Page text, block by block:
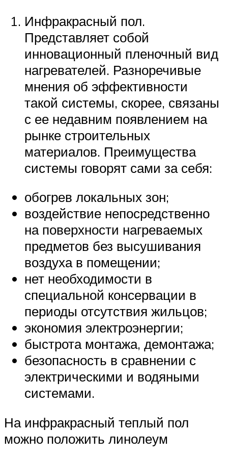
Инфракрасный пол.
Представляет собой
инновационный пленочный вид
нагревателей. Разноречивые
мнения об эффективности
такой системы, скорее, связаны
с ее недавним появлением на
рынке строительных
материалов. Преимущества
системы говорят сами за себя:
обогрев локальных зон;
воздействие непосредственно
на поверхности нагреваемых
предметов без высушивания
воздуха в помещении;
нет необходимости в
специальной консервации в
периоды отсутствия жильцов;
экономия электроэнергии;
быстрота монтажа, демонтажа;
безопасность в сравнении с
электрическими и водяными
системами.
На инфракрасный теплый пол
можно положить линолеум